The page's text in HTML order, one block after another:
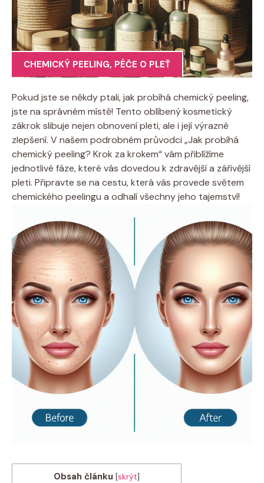
CHEMICKÝ PEELING, PÉČE O PLEŤ
Pokud jste se někdy ptali, jak probíhá chemický peeling,
jste na správném místě! Tento oblíbený kosmetický
zákrok slibuje nejen obnovení pleti, ale i její výrazné
zlepšení. V našem podrobném průvodci „Jak probíhá
chemický peeling? Krok za krokem“ vám přiblížíme
jednotlivé fáze, které vás dovedou k zdravější a zářivější
pleti. Připravte se na cestu, která vás provede světem
chemického peelingu a odhalí všechny jeho tajemství!
Obsah článku [skrýt]